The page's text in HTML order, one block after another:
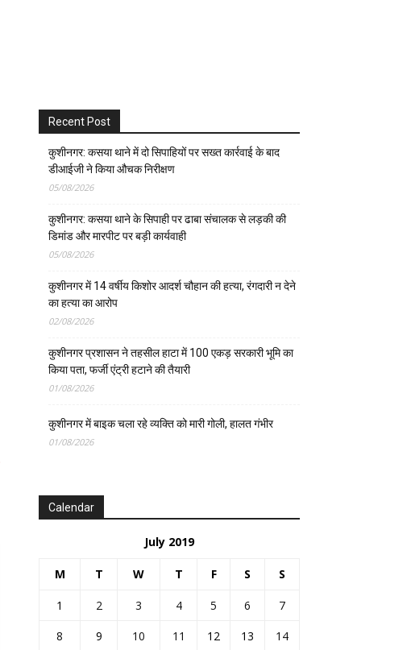
Recent Post
कुशीनगर: कसया थाने में दो सिपाहियों पर सख्त कार्रवाई के बाद
डीआईजी ने किया औचक निरीक्षण
05/08/2026
कुशीनगर: कसया थाने के सिपाही पर ढाबा संचालक से लड़की की
डिमांड और मारपीट पर बड़ी कार्यवाही
05/08/2026
कुशीनगर में 14 वर्षीय किशोर आदर्श चौहान की हत्या, रंगदारी न देने
का हत्या का आरोप
02/08/2026
कुशीनगर प्रशासन ने तहसील हाटा में 100 एकड़ सरकारी भूमि का
किया पता, फर्जी एंट्री हटाने की तैयारी
01/08/2026
कुशीनगर में बाइक चला रहे व्यक्ति को मारी गोली, हालत गंभीर
01/08/2026
Calendar
July 2019
M T W T F S S
1 2 3 4 5 6
7
8
9 10 11 12 13
14